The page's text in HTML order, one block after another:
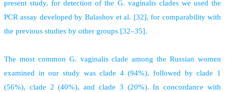
present study, for detection of the G. vaginalis clades we used the
PCR assay developed by Balashov et al. [32], for comparability with
the previous studies by other groups [32–35].
The most common G. vaginalis clade among the Russian women
examined in our study was clade 4 (94%), followed by clade 1
(56%), clade 2 (40%), and clade 3 (20%). In concordance with